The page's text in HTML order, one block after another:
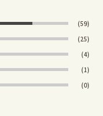
(59)
(25)
(4)
(1)
(0)